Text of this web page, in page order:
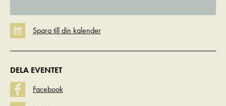
DELA EVENTET
Facebook